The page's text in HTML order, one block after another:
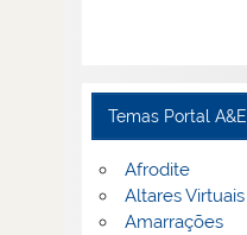
Temas Portal A&E
Afrodite
Altares Virtuais
Amarrações